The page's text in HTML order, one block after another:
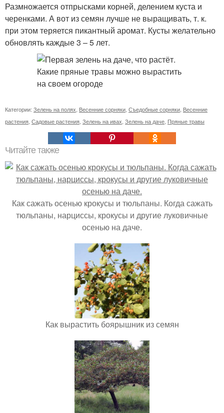
Размножается отпрысками корней, делением куста и
черенками. А вот из семян лучше не выращивать, т. к.
при этом теряется пикантный аромат. Кусты желательно
обновлять каждые 3 – 5 лет.
Категории: Зелень на полях Весенние сорняки Съедобные сорняки Весенние
растения Садовые растения Зелень на ивах Зелень на даче Пряные травы
Читайте также
Как сажать осенью крокусы и тюльпаны. Когда сажать
тюльпаны, нарциссы, крокусы и другие луковичные
осенью на даче.
Как вырастить боярышник из семян